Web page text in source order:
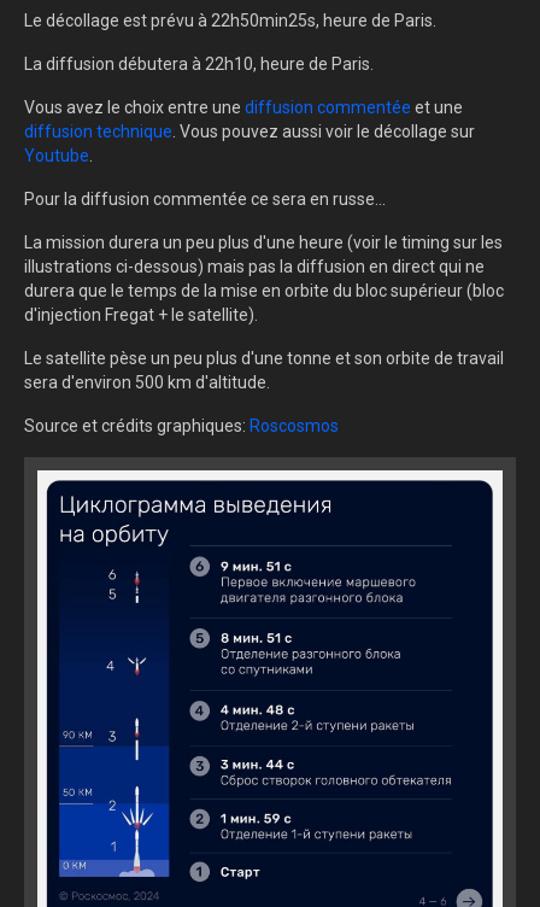
Le décollage est prévu à 22h50min25s, heure de Paris.
La diffusion débutera à 22h10, heure de Paris.
Vous avez le choix entre une diffusion commentée et une
diffusion technique . Vous pouvez aussi voir le décollage sur
Youtube
Pour la diffusion commentée ce sera en russe...
La mission durera un peu plus d'une heure (voir le timing sur les
illustrations ci-dessous) mais pas la diffusion en direct qui ne
durera que le temps de la mise en orbite du bloc supérieur (bloc
d'injection Fregat + le satellite).
Le satellite pèse un peu plus d'une tonne et son orbite de travail
sera d'environ 500 km d'altitude.
Source et crédits graphiques: Roscosmos